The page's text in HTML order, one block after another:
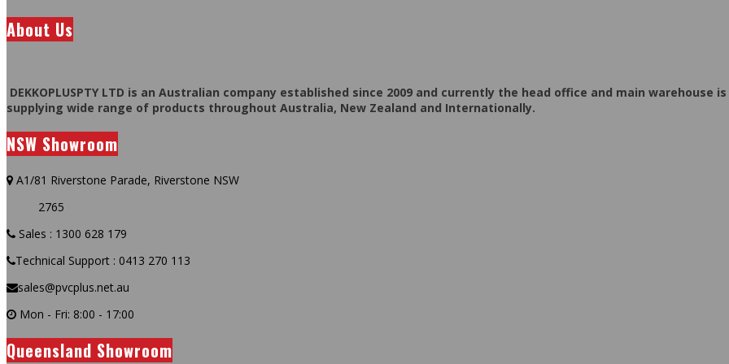
About Us
DEKKOPLUSPTY LTD is an Australian company established since 2009 and currently the head office and main warehouse
supplying wide range of products throughout Australia, New Zealand and Internationally.
NSW Showroom
A1/81 Riverstone Parade, Riverstone NSW
2765
Sales : 1300 628 179
Technical Support : 0413 270 113
sales@pvcplus.net.au
Mon - Fri: 8:00 - 17:00
Queensland Showroom